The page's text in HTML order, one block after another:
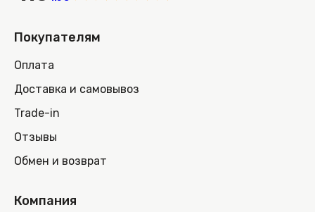
Покупателям
Оплата
Доставка и самовывоз
Trade-in
Отзывы
Обмен и возврат
Компания